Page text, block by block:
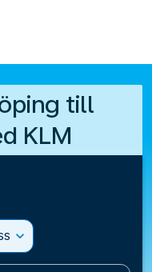
till
KLM
expand_more